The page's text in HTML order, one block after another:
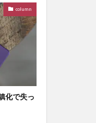
column
化で失っ